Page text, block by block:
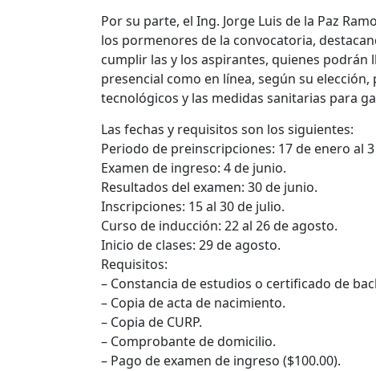
Por su parte, el Ing. Jorge Luis de la Paz
los pormenores de la convocatoria,
cumplir las y los aspirantes, quienes
presencial como en línea, según su
tecnológicos y las medidas sanitarias para
Las fechas y requisitos son los siguientes:
Periodo de preinscripciones: 17 de enero al
Examen de ingreso: 4 de junio.
Resultados del examen: 30 de junio.
Inscripciones: 15 al 30 de julio.
Curso de inducción: 22 al 26 de agosto.
Inicio de clases: 29 de agosto.
Requisitos:
– Constancia de estudios o certificado de
– Copia de acta de nacimiento.
– Copia de CURP.
– Comprobante de domicilio.
– Pago de examen de ingreso ($100.00).